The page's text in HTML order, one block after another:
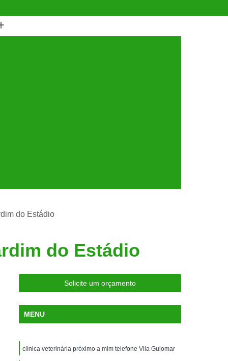
Gatos
Clínica Veterinária Mais Próxima
Clínica Veterinária São Caetano
para Silvestres
para Animais Silvestres
Consulta para Animais Silvestres
Santo André
do Estádio
do Estádio
Solicite um orçamento
MENU
clínica veterinária próximo a mim telefone Vila Guiomar